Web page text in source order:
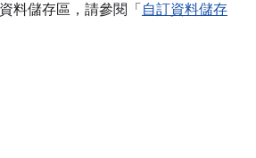
料儲存區，請參閱「 自訂資料儲存